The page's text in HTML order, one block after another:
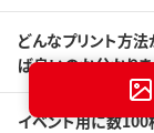
どんなプリント方法
ば良いのか分かりま
イベント用に数100